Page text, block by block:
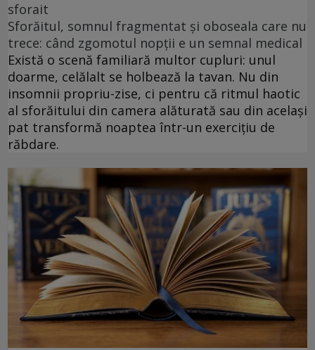
sforait
Sforăitul, somnul fragmentat și oboseala care nu
trece: când zgomotul nopții e un semnal medical
Există o scenă familiară multor cupluri: unul
doarme, celălalt se holbează la tavan. Nu din
insomnii propriu-zise, ci pentru că ritmul haotic
al sforăitului din camera alăturată sau din același
pat transformă noaptea într-un exercițiu de
răbdare.